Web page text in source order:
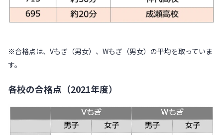
※合格点は、Vもぎ（男女）、Wもぎ（男女）の平均を取っていま
す。
各校の合格点（2021年度）